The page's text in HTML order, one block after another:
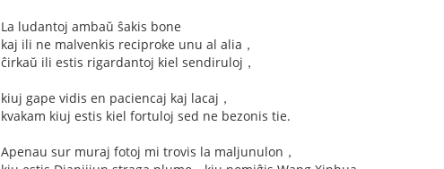
La ludantoj ambaŭ ŝakis bone
kaj ili ne malvenkis reciproke unu al alia，
ĉirkaŭ ili estis rigardantoj kiel sendiruloj，
kiuj gape vidis en paciencaj kaj lacaj，
kvakam kiuj estis kiel fortuloj sed ne bezonis tie.
Apenau sur muraj fotoj mi trovis la maljunulon，